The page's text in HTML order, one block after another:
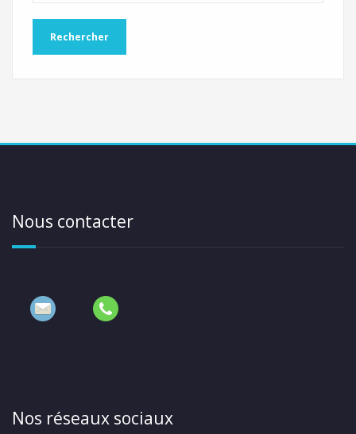
Nous contacter
Nos réseaux sociaux